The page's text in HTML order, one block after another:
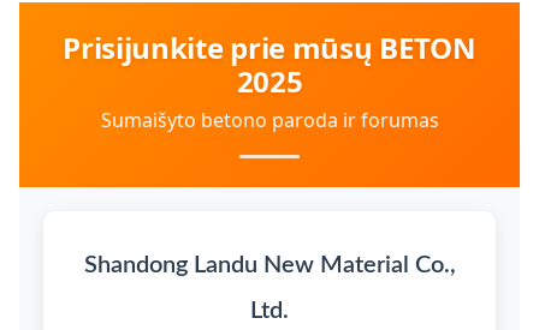
Prisijunkite prie mūsų BETON
2025
Sumaišyto betono paroda ir forumas
Shandong Landu New Material Co.,
Ltd.